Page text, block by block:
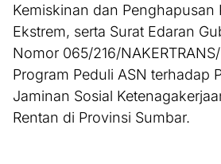
Kemiskinan dan Penghapusan
Ekstrem, serta Surat Edaran
Nomor 065/216/
Program Peduli ASN terhadap
Jaminan Sosial
Rentan di Provinsi Sumbar.